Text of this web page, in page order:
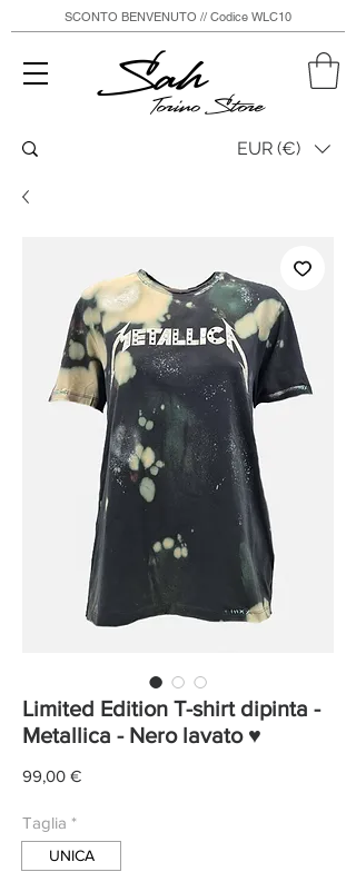
Sah
Torino Store
SCONTO BENVENUTO // Codice WLC10
EUR (€)
Limited Edition T-shirt dipinta -
Metallica - Nero lavato ♥
99,00 €Prezzo
Taglia *
UNICA